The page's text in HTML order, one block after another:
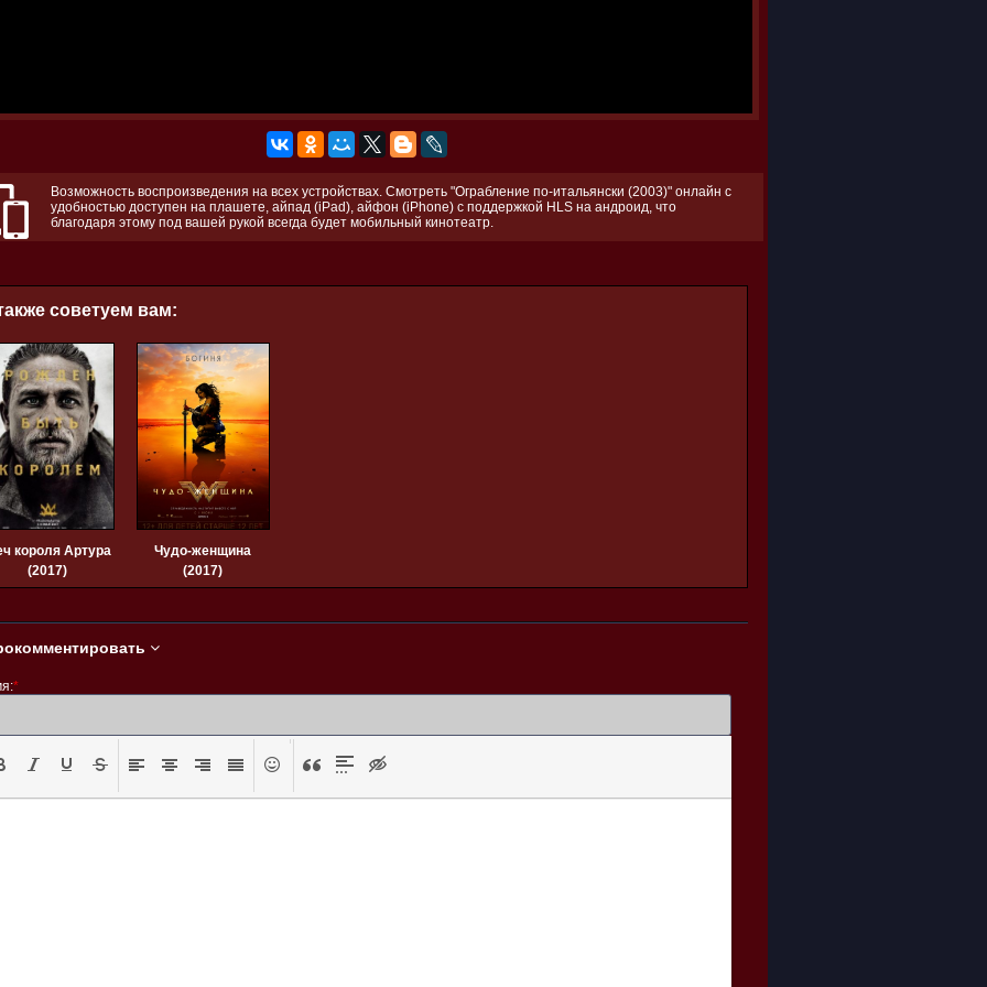
Возможность воспроизведения на всех устройствах. Смотреть "Ограбление по-итальянски (2003)" онлайн с
удобностью доступен на плашете, айпад (iPad), айфон (iPhone) с поддержкой HLS на андроид, что
благодаря этому под вашей рукой всегда будет мобильный кинотеатр.
советуем вам:
короля Артура
(2017)
Чудо-женщина
(2017)
*